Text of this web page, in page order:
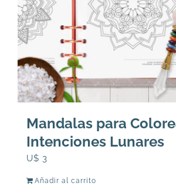
Mandalas para
Intenciones Lunares
U$ 3
Añadir al carrito